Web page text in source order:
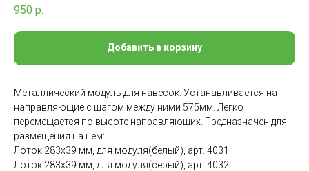
950 р.
Добавить в корзину
Металлический модуль для навесок. Устанавливается на
направляющие с шагом между ними 575мм. Легко
перемещается по высоте направляющих. Предназначен для
размещения на нем:
Лоток 283х39 мм, для модуля(белый), арт. 4031
Лоток 283х39 мм, для модуля(серый), арт. 4032